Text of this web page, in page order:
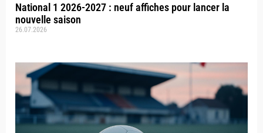
National 1 2026-2027 : neuf affiches pour lancer la
nouvelle saison
26.07.2026